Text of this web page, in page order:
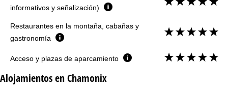
informativos y señalización)
Restaurantes en la montaña, cabañas y
gastronomía
Acceso y plazas de aparcamiento
Alojamientos en Chamonix